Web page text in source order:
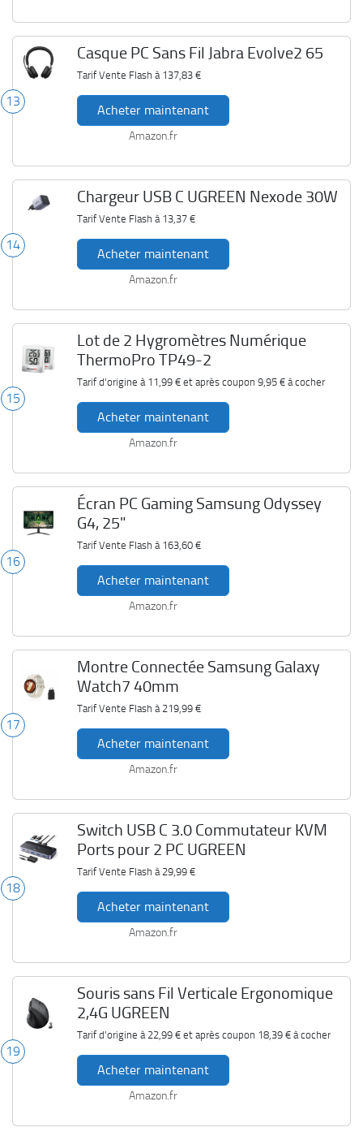
13
Casque PC Sans Fil Jabra Evolve2 65
Tarif Vente Flash à 137,83 €
Acheter maintenant
Amazon.fr
14
Chargeur USB C UGREEN Nexode 30W
Tarif Vente Flash à 13,37 €
Acheter maintenant
Amazon.fr
15
Lot de 2 Hygromètres Numérique
ThermoPro TP49-2
Tarif d'origine à 11,99 €et après coupon 9,95 €à cocher
Acheter maintenant
Amazon.fr
16
Écran PC Gaming Samsung Odyssey
G4, 25"
Tarif Vente Flash à 163,60 €
Acheter maintenant
Amazon.fr
17
Montre Connectée Samsung Galaxy
Watch7 40mm
Tarif Vente Flash à 219,99 €
Acheter maintenant
Amazon.fr
18
Switch USB C 3.0 Commutateur KVM
Ports pour 2 PC UGREEN
Tarif Vente Flash à 29,99 €
Acheter maintenant
Amazon.fr
19
Souris sans Fil Verticale Ergonomique
2,4G UGREEN
Tarif d'origine à 22,99 €et après coupon 18,39 €à cocher
Acheter maintenant
Amazon.fr